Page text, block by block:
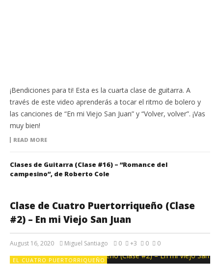
¡Bendiciones para ti! Esta es la cuarta clase de guitarra. A
través de este video aprenderás a tocar el ritmo de bolero y
las canciones de “En mi Viejo San Juan” y “Volver, volver”. ¡Vas
muy bien!
READ MORE
Clases de Guitarra (Clase #16) – “Romance del
campesino”, de Roberto Cole
Clase de Cuatro Puertorriqueño (Clase
#2) – En mi Viejo San Juan
August 16, 2020 Miguel Santiago 0 +3 0 0
EL CUATRO PUERTORRIQUEÑO